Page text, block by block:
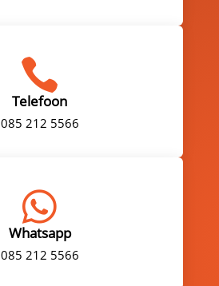

Telefoon
085 212 5566

Whatsapp
085 212 5566